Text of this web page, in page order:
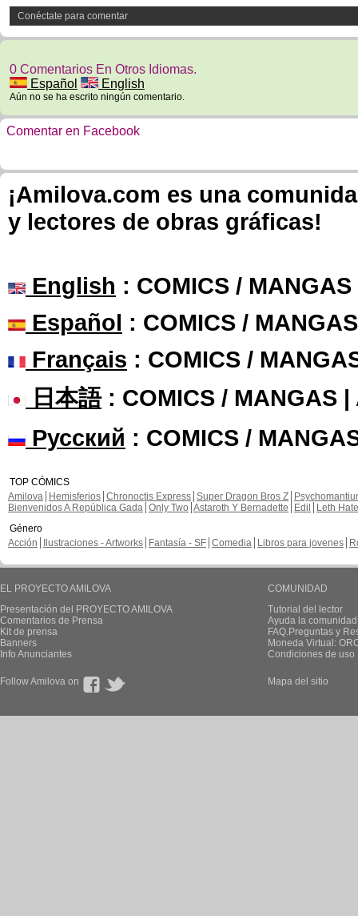
Conéctate para comentar
0 Comentarios En Otros Idiomas.
Español
English
Aún no se ha escrito ningún comentario.
Comentar en Facebook
¡Amilova.com es una
y lectores de obras gráficas!
English : COMICS /
Español : COMICS /
Français : COMICS /
日本語: COMICS / MANGAS |
Русский : COMICS /
TOP CÓMICS
Amilova
Hemisferios Chronoctis Express Super Dragon Bros Z
Bienvenidos A República Gada Only Two Astaroth Y Bernadette Edil
Leth Hate
Género
Acción
Ilustraciones - Artworks Fantasía - SF Comedia Libros para jovenes
EL PROYECTO AMILOVA
Presentación del PROYECTO AMILOVA
Comentarios de Prensa
Kit de prensa
Banners
Info Anunciantes
COMUNIDAD
Tutorial del lector
Ayuda la
FAQ.Preguntas y
Moneda Virtual:
Condiciones de uso
Follow Amilova on Mapa del sitio